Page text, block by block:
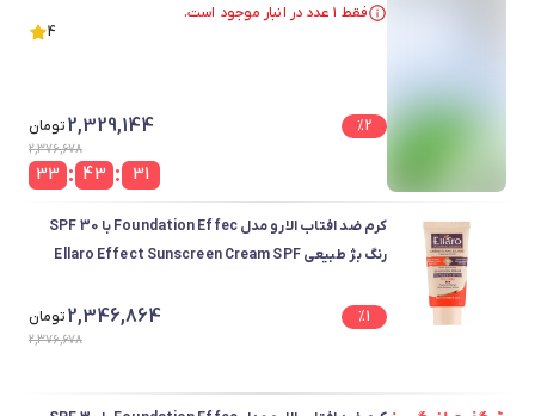
Natural Beige
فقط ۱ عدد در انبار موجود است.
4
%2
2,329,144تومان
2,376,678
31
:
43
:
33
کرم ضد افتاب الارو مدل Foundation Effec با SPF 30
رنگ بژ طبیعی Ellaro Effect Sunscreen Cream SPF
%1
2,346,864تومان
2,376,678